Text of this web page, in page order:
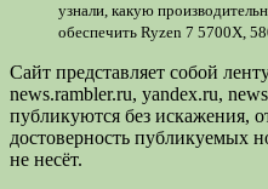
узнали, какую
обеспечить Ryzen 7 5700X,
Сайт представляет собой
news.rambler.ru, yandex.ru,
публикуются без искажения,
достоверность публикуемых
не несёт.